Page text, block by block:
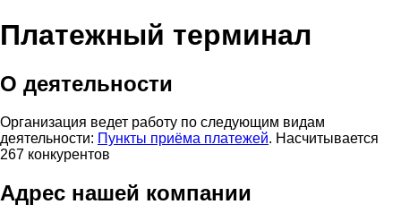
Платежный терминал
О деятельности
Организация ведет работу по следующим видам
деятельности: Пункты приёма платежей. Насчитывается
267 конкурентов
Адрес нашей компании